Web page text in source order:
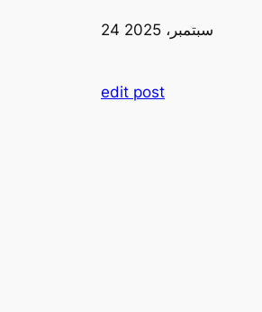
24 سبتمبر، 2025
edit post